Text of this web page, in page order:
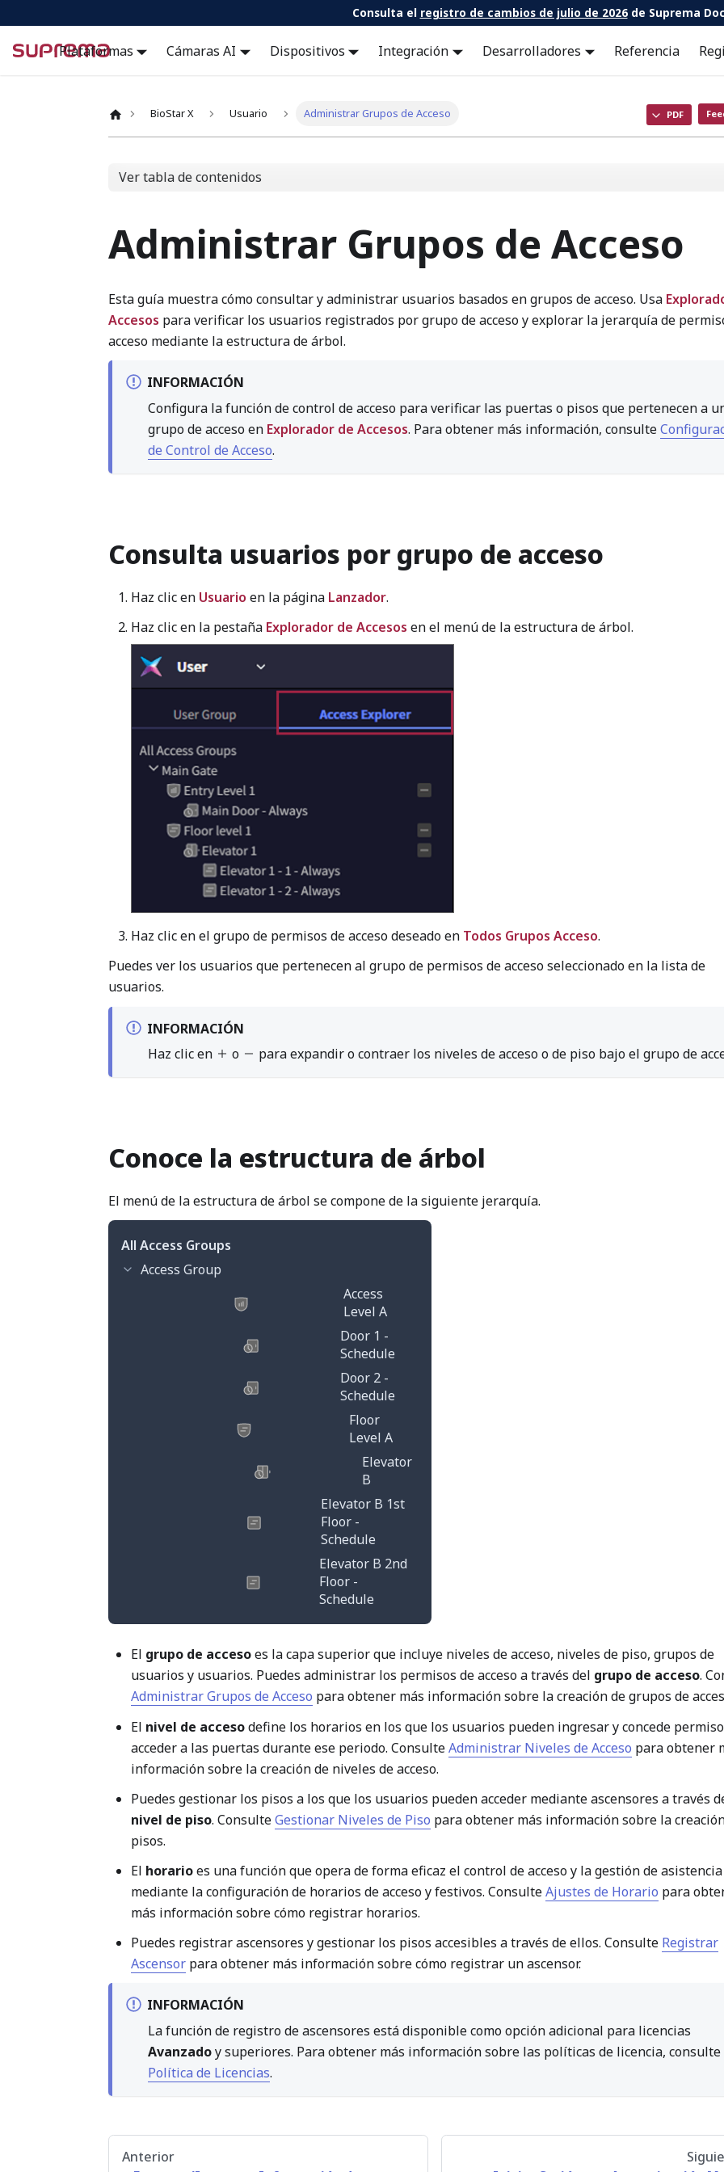
Consulta el registro de cambios de julio de 2026de Suprema
Docs
Plataformas Cámaras AI Dispositivos Integración Desarrolladores Referencia
BioStar X Usuario Administrar Grupos de Acceso PDF
Ver tabla de contenidos
Administrar Grupos de Acceso
Esta guía muestra cómo consultar y administrar usuarios basados en grupos de acceso. Usa
Accesos para verificar los usuarios registrados por grupo de acceso y explorar la jerarquía de
acceso mediante la estructura de árbol.
INFORMACIÓN
Configura la función de control de acceso para verificar las puertas o pisos que pertenecen a
grupo de acceso en Explorador de Accesos. Para obtener más información, consulte
de Control de Acceso.
Consulta usuarios por grupo de acceso
Haz clic en Usuario en la página Lanzador.
Haz clic en la pestaña Explorador de Accesos en el menú de la estructura de árbol.
Haz clic en el grupo de permisos de acceso deseado en Todos Grupos Acceso.
Puedes ver los usuarios que pertenecen al grupo de permisos de acceso seleccionado en la lista de
usuarios.
INFORMACIÓN
Haz clic en
o para expandir o contraer los niveles de acceso o de piso bajo el grupo de
Conoce la estructura de árbol
El menú de la estructura de árbol se compone de la siguiente jerarquía.
All Access Groups
Access Group
Access
Level A
Door 1 -
Schedule
Door 2 -
Schedule
Floor
Level A
Elevator
B
Elevator B 1st
Floor -
Schedule
Elevator B 2nd
Floor -
Schedule
El grupo de accesoes la capa superior que incluye niveles de acceso, niveles de piso, grupos de
usuarios y usuarios. Puedes administrar los permisos de acceso a través del grupo de acceso.
Administrar Grupos de Acceso para obtener más información sobre la creación de grupos de
El nivel de accesodefine los horarios en los que los usuarios pueden ingresar y concede
acceder a las puertas durante ese periodo. ConsulteAdministrar Niveles de Acceso para obtener
información sobre la creación de niveles de acceso.
Puedes gestionar los pisos a los que los usuarios pueden acceder mediante ascensores a través
nivel de piso. ConsulteGestionar Niveles de Piso para obtener más información sobre la
pisos.
El horarioes una función que opera de forma eficaz el control de acceso y la gestión de asistencia
mediante la configuración de horarios de acceso y festivos. ConsulteAjustes de Horario para
más información sobre cómo registrar horarios.
Puedes registrar ascensores y gestionar los pisos accesibles a través de ellos. Consulte Registrar
Ascensor para obtener más información sobre cómo registrar un ascensor.
INFORMACIÓN
La función de registro de ascensores está disponible como opción adicional para licencias
Avanzadoy superiores. Para obtener más información sobre las políticas de licencia, consulte
Política de Licencias​.
Anterior